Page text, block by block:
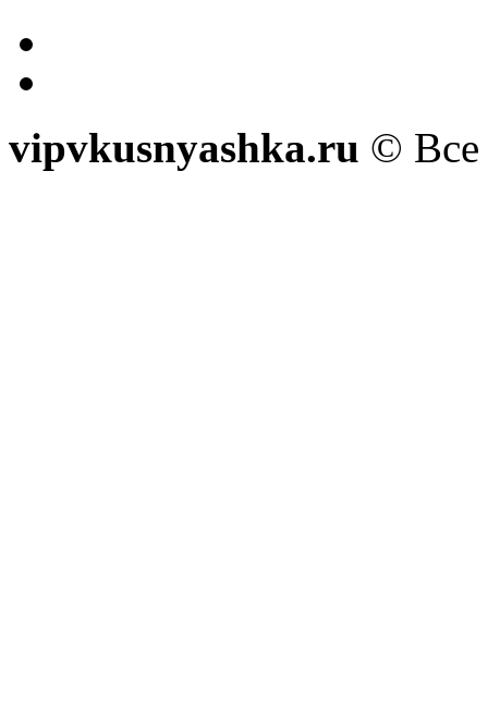
vipvkusnyashka.ru © Все